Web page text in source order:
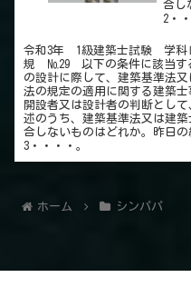
合し
2・
令和3年 1級建築士試験 学
規 №29 以下の条件に該当す
の設計に際して、建築基準法又
法の規定の適用に関する建築士
開設者又は設計者の判断とし
述のうち、建築基準法又は建築
合しないものはどれか。昨日の
3・・・・。
ホーム シンパパ